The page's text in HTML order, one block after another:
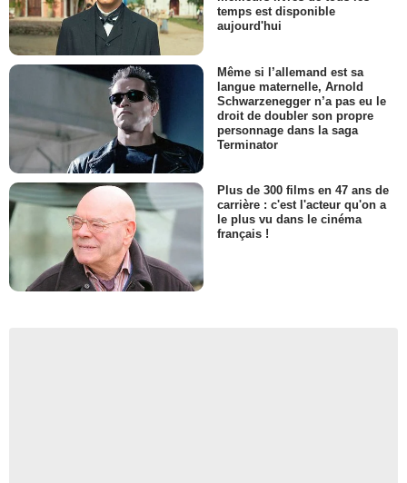
temps est disponible
aujourd'hui
Même si l’allemand est sa
langue maternelle, Arnold
Schwarzenegger n’a pas eu le
droit de doubler son propre
personnage dans la saga
Terminator
Plus de 300 films en 47 ans de
carrière : c'est l'acteur qu'on a
le plus vu dans le cinéma
français !